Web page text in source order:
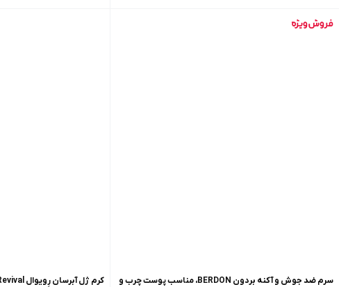
سرم ضد جوش و آکنه بردون BERDON، مناسب پوست چرب و